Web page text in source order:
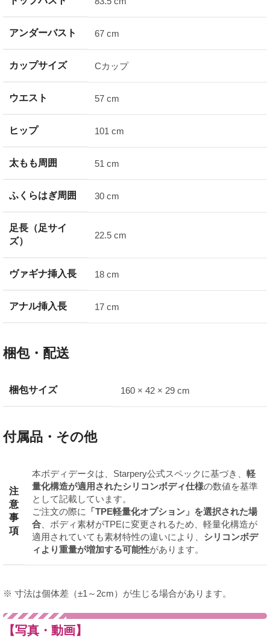
アンダーバスト 67 cm
カップサイズ Cカップ
ウエスト 57 cm
ヒップ 101 cm
太もも周囲 51 cm
ふくらはぎ周囲 30 cm
足長（足サイ
ズ）
22.5 cm
ヴァギナ挿入長 18 cm
アナル挿入長 17 cm
梱包・配送
梱包サイズ 160 × 42 × 29 cm
付属品・その他
注
意
事
項
本ボディデータは、Starpery公式スペックに基づき、 軽
量化構造が適用されたシリコンボディ仕様の数値を基準
として記載しています。
ご注文の際に
「TPE軽量化オプション」を選択された場
合 、ボディ素材がTPEに変更されるため、軽量化構造が
適用されていても素材特性の違いにより、 シリコンボデ
ィより重量が増加する可能性があります。
※ 寸法は個体差（±1～2cm）が生じる場合があります。
【写真・動画】